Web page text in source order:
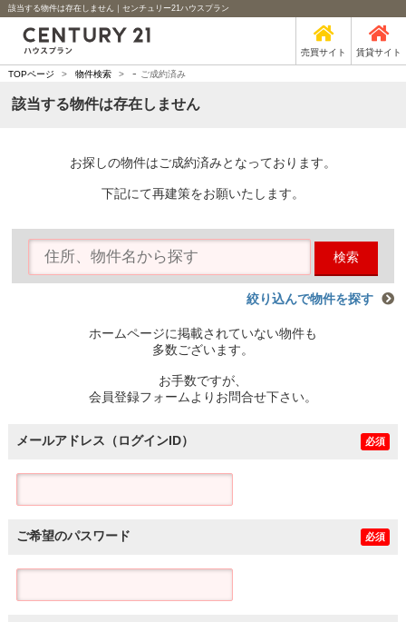
該当する物件は存在しません｜センチュリー21ハウスプラン
売買サイト 賃貸サイト
TOPページ > 物件検索 > - ご成約済み
該当する物件は存在しません
お探しの物件はご成約済みとなっております。
下記にて再建策をお願いたします。
検索
絞り込んで物件を探す
ホームページに掲載されていない物件も
多数ございます。
お手数ですが、
会員登録フォームよりお問合せ下さい。
メールアドレス（ログインID） 必須
ご希望のパスワード 必須